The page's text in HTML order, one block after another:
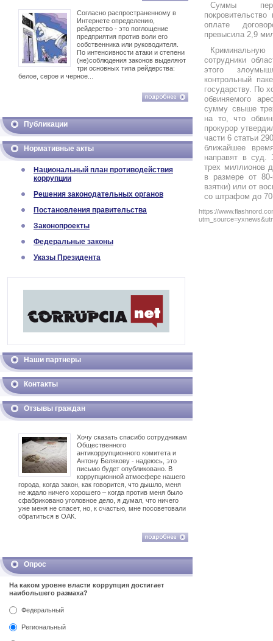
Согласно распространенному в
Интернете определению,
рейдерство - это поглощение
предприятия против воли его
собственника или руководителя.
По интенсивности атаки и степени
(не)соблюдения законов выделяют
три основных типа рейдерства:
белое, серое и черное...
Публикации
Нормативные акты
Национальный план противодействия
коррупции
Решения законодательных органов
Постановления правительства
Законопроекты
Федеральные законы
Указы Президента
Наши партнеры
Контакты
Отзывы граждан
Хочу сказать спасибо сотрудникам
Общественного
антикоррупционного комитета и
Антону Белякову - надеюсь, это
письмо будет опубликовано. В
коррупционной атмосфере нашего
города, когда закон, как говорится, что дышло, меня
не ждало ничего хорошего – когда против меня было
сфабриковано уголовное дело, я думал, что ничего
уже меня не спасет, но, к счастью, мне посоветовали
обратиться в ОАК.
Опрос
На каком уровне власти коррупция достигает
наибольшего размаха?
Федеральный
Региональный
Суммы
оплате
превысила 2,9
сотрудники
этого
контрольный
государству. По
обвиняемого
сумму свыше
на то, что
прокурор
части 6 статьи
ближайшее
направят в суд.
трех миллионов
в размере от
взятки) или от
со штрафом до
https://